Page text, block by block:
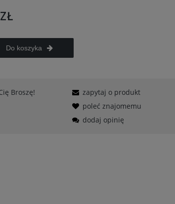
Do koszyka
Broszę!
zapytaj o produkt
poleć znajomemu
dodaj opinię